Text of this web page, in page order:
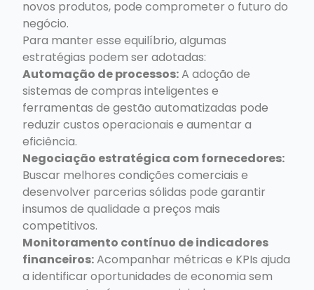
novos produtos, pode comprometer o futuro do
negócio.
Para manter esse equilíbrio, algumas
estratégias podem ser adotadas:
Automação de processos:A adoção de
sistemas de compras inteligentes e
ferramentas de gestão automatizadas pode
reduzir custos operacionais e aumentar a
eficiência.
Negociação estratégica com fornecedores:
Buscar melhores condições comerciais e
desenvolver parcerias sólidas pode garantir
insumos de qualidade a preços mais
competitivos.
Monitoramento contínuo de indicadores
financeiros:Acompanhar métricas e KPIs ajuda
a identificar oportunidades de economia sem